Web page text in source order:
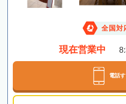
全国対
現在営業中
電話